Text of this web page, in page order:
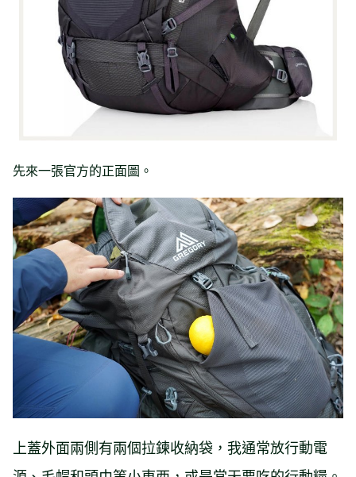
先來一張官方的正面圖。
上蓋外面兩側有兩個拉鍊收納袋，我通常放行動電